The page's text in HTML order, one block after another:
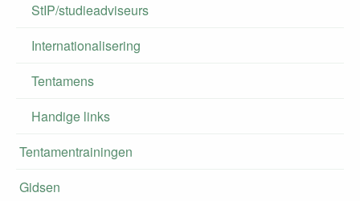
StIP/studieadviseurs
Internationalisering
Tentamens
Handige links
Tentamentrainingen
Gidsen